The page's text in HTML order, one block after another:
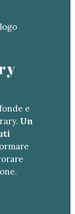
e
Un